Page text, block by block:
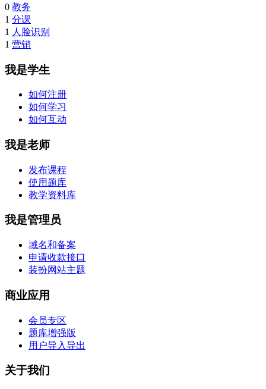
0 教务
1 分课
1 人脸识别
1 营销
我是学生
如何注册
如何学习
如何互动
我是老师
发布课程
使用题库
教学资料库
我是管理员
域名和备案
申请收款接口
装扮网站主题
商业应用
会员专区
题库增强版
用户导入导出
关于我们